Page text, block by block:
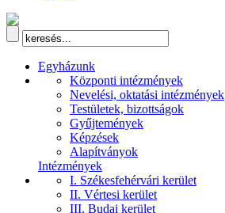
Egyházunk
Központi intézmények
Nevelési, oktatási intézmények
Testületek, bizottságok
Gyűjtemények
Képzések
Alapítványok
Intézmények
I. Székesfehérvári kerület
II. Vértesi kerület
III. Budai kerület